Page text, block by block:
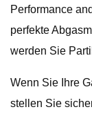
Performance
perfekte
werden Sie
Wenn Sie Ihre
stellen Sie